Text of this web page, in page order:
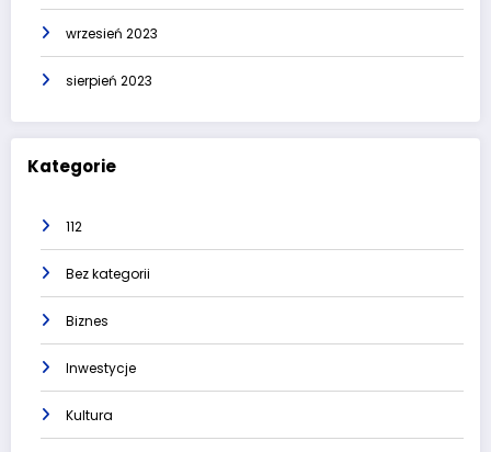
wrzesień 2023
sierpień 2023
Kategorie
112
Bez kategorii
Biznes
Inwestycje
Kultura